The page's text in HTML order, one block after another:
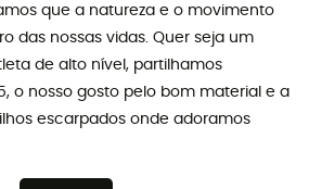
que a natureza e o movimento
das nossas vidas. Quer seja um
de alto nível, partilhamos
o nosso gosto pelo bom material e a
escarpados onde adoramos